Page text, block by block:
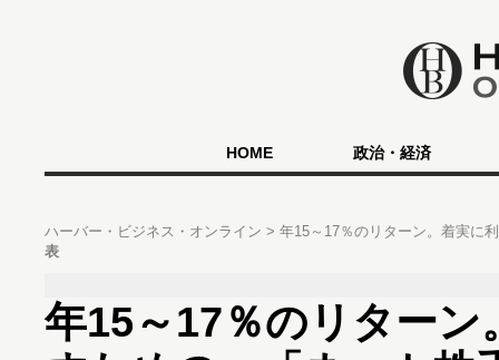
HOME 政治・経済
ハーバー・ビジネス・オンライン
年15～17％のリターン。着実に
表
年15～17％のリターン